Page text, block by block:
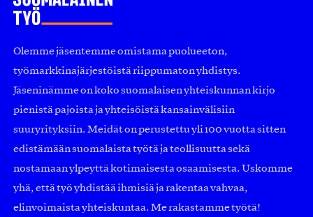
Olemme jäsentemme omistama puolueeton,
työmarkkinajärjestöistä riippumaton yhdistys.
Jäseninämme on koko suomalaisen yhteiskunnan kirjo
pienistä pajoista ja yhteisöistä kansainvälisiin
suuryrityksiin. Meidät on perustettu yli 100 vuotta sitten
edistämään suomalaista työtä ja teollisuutta sekä
nostamaan ylpeyttä kotimaisesta osaamisesta. Uskomme
yhä, että työ yhdistää ihmisiä ja rakentaa vahvaa,
elinvoimaista yhteiskuntaa. Me rakastamme työtä!